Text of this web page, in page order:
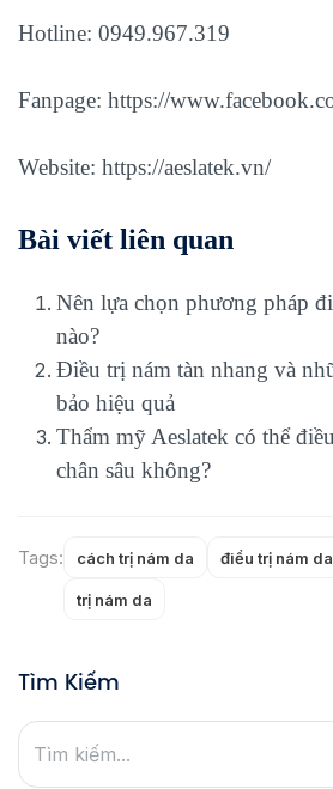
Hotline: 0949.967.319
Fanpage: https://
Website: https://aeslatek.vn/
Bài viết liên quan
Nên lựa chọn phương pháp
nào?
Điều trị nám tàn nhang và
bảo hiệu quả
Thẩm mỹ Aeslatek có thể
chân sâu không?
Tags: cách trị nám da điều trị nám da
trị nám da
Tìm Kiếm